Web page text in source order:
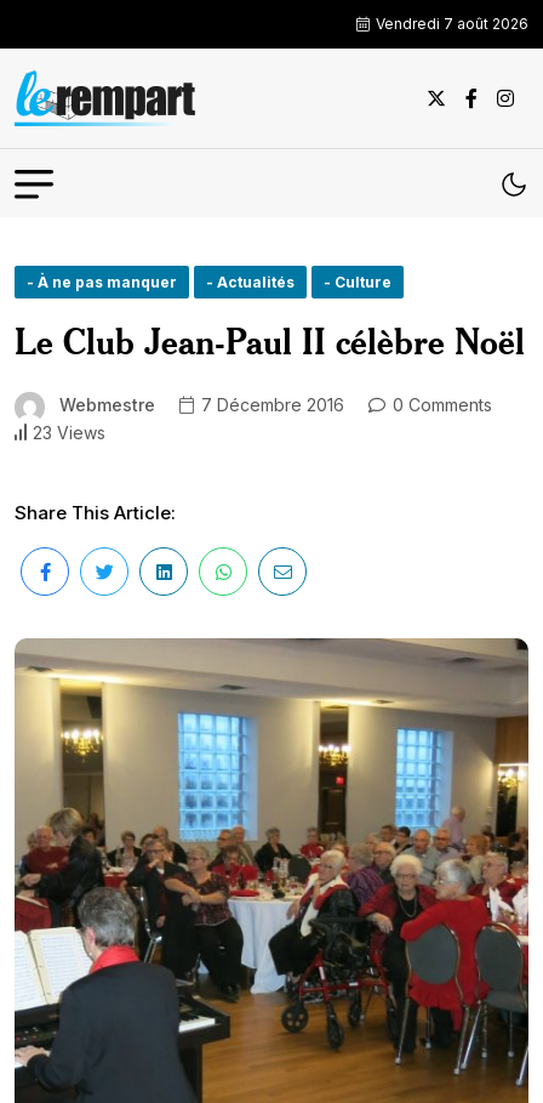
Vendredi 7 août 2026
- À ne pas manquer - Actualités - Culture
Le Club Jean-Paul II célèbre Noël
Webmestre 7 Décembre 2016
0 Comments
23 Views
Share This Article: